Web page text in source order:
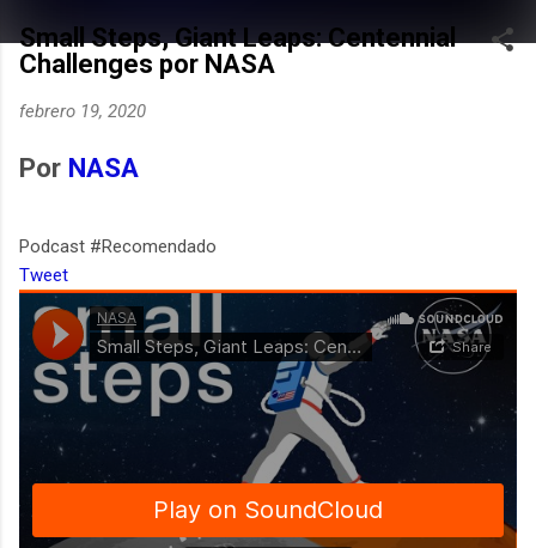
Small Steps, Giant Leaps: Centennial
Challenges por NASA
febrero 19, 2020
Por NASA
Podcast #Recomendado
Tweet